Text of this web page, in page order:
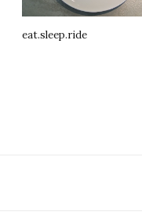
eat.sleep.ride